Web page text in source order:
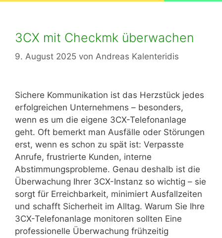
3CX mit Checkmk überwachen
9. August 2025 von Andreas Kalenteridis
Sichere Kommunikation ist das Herzstück jedes
erfolgreichen Unternehmens – besonders,
wenn es um die eigene 3CX-Telefonanlage
geht. Oft bemerkt man Ausfälle oder Störungen
erst, wenn es schon zu spät ist: Verpasste
Anrufe, frustrierte Kunden, interne
Abstimmungsprobleme. Genau deshalb ist die
Überwachung Ihrer 3CX-Instanz so wichtig – sie
sorgt für Erreichbarkeit, minimiert Ausfallzeiten
und schafft Sicherheit im Alltag. Warum Sie Ihre
3CX-Telefonanlage monitoren sollten Eine
professionelle Überwachung frühzeitig